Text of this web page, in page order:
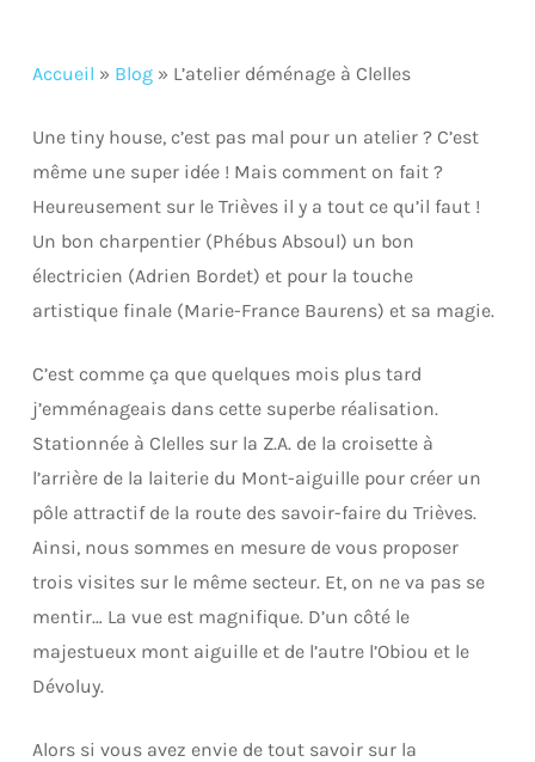
Accueil » Blog» L’atelier déménage à Clelles
Une tiny house, c’est pas mal pour un atelier ? C’est
même une super idée ! Mais comment on fait ?
Heureusement sur le Trièves il y a tout ce qu’il faut !
Un bon charpentier (Phébus Absoul) un bon
électricien (Adrien Bordet) et pour la touche
artistique finale (Marie-France Baurens) et sa magie.
C’est comme ça que quelques mois plus tard
j’emménageais dans cette superbe réalisation.
Stationnée à Clelles sur la Z.A. de la croisette à
l’arrière de la laiterie du Mont-aiguille pour créer un
pôle attractif de la route des savoir-faire du Trièves.
Ainsi, nous sommes en mesure de vous proposer
trois visites sur le même secteur. Et, on ne va pas se
mentir… La vue est magnifique. D’un côté le
majestueux mont aiguille et de l’autre l’Obiou et le
Dévoluy.
Alors si vous avez envie de tout savoir sur la